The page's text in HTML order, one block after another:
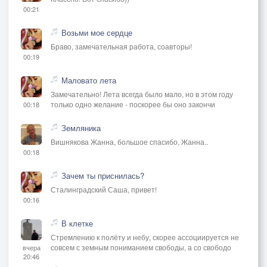
00:21
00:19
Возьми мое сердце
Браво, замечательная работа, соавторы!
00:18
Маловато лета
Замечательно! Лета всегда было мало, но в этом году
только одно желание - поскорее бы оно закончи
00:18
Земляника
Вишнякова Жанна, большое спасибо, Жанна..
00:16
Зачем ты приснилась?
Сталинградский Саша, привет!
вчера
20:46
В клетке
Стремлению к полёту и небу, скорее ассоциируется не
совсем с земным пониманием свободы, а со свободо